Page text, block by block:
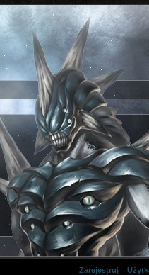
Zarejestruj